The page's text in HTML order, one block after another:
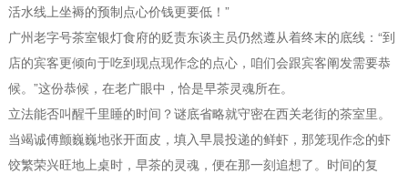
活水线上坐褥的预制点心价钱更要低！”
广州老字号茶室银灯食府的贬责东谈主员仍然遵从着终末的底线：“到
店的宾客更倾向于吃到现点现作念的点心，咱们会跟宾客阐发需要恭
候。”这份恭候，在老广眼中，恰是早茶灵魂所在。
立法能否叫醒千里睡的时间？谜底省略就守密在西关老街的茶室里。
当竭诚傅颤巍巍地张开面皮，填入早晨投递的鲜虾，那笼现作念的虾
饺繁荣兴旺地上桌时，早茶的灵魂，便在那一刻追想了。时间的复